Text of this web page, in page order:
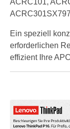
ACRC101,
ACRC301SX797
Ein speziell
erforderlichen
effizient Ihre